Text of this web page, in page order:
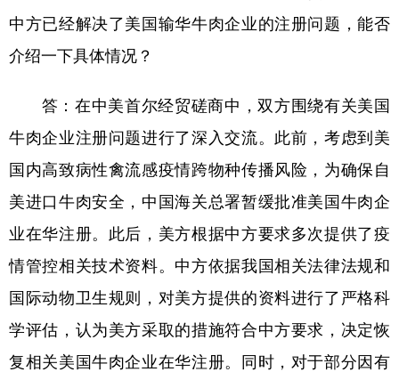
中方已经解决了美国输华牛肉企业的注册问题，能否
介绍一下具体情况？
答：在中美首尔经贸磋商中，双方围绕有关美国
牛肉企业注册问题进行了深入交流。此前，考虑到美
国内高致病性禽流感疫情跨物种传播风险，为确保自
美进口牛肉安全，中国海关总署暂缓批准美国牛肉企
业在华注册。此后，美方根据中方要求多次提供了疫
情管控相关技术资料。中方依据我国相关法律法规和
国际动物卫生规则，对美方提供的资料进行了严格科
学评估，认为美方采取的措施符合中方要求，决定恢
复相关美国牛肉企业在华注册。同时，对于部分因有